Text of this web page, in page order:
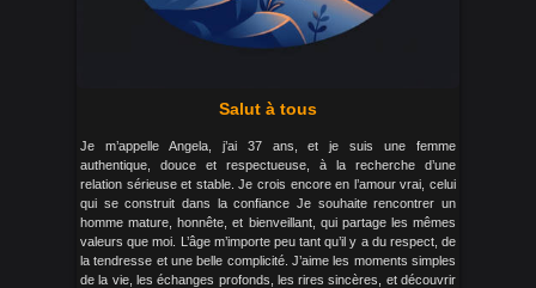
Salut à tous
Je m’appelle Angela, j’ai 37 ans, et je suis une femme
authentique, douce et respectueuse, à la recherche d’une
relation sérieuse et stable. Je crois encore en l’amour vrai, celui
qui se construit dans la confiance Je souhaite rencontrer un
homme mature, honnête, et bienveillant, qui partage les mêmes
valeurs que moi. L’âge m’importe peu tant qu’il y a du respect, de
la tendresse et une belle complicité. J’aime les moments simples
de la vie, les échanges profonds, les rires sincères, et découvrir